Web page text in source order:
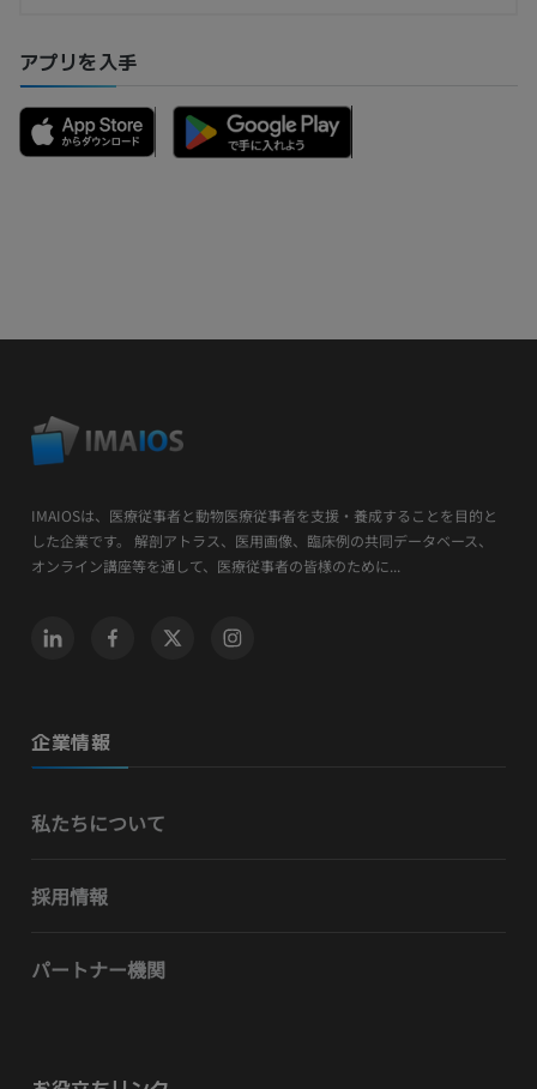
アプリを入手
IMAIOSは、医療従事者と動物医療従事者を支援・養成することを目的と
した企業です。 解剖アトラス、医用画像、臨床例の共同データベース、
オンライン講座等を通して、医療従事者の皆様のために...
企業情報
私たちについて
採用情報
パートナー機関